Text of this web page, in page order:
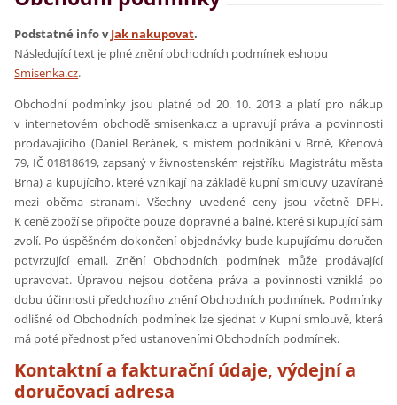
Podstatné info vJak nakupovat.
Následující text je plné znění obchodních podmínek eshopu
Smisenka.cz.
Obchodní podmínky jsou platné od 20. 10. 2013 a platí pro nákup
v internetovém obchodě smisenka.cz a upravují práva a povinnosti
prodávajícího (Daniel Beránek, s místem podnikání v Brně, Křenová
79, IČ 01818619, zapsaný v živnostenském rejstříku Magistrátu města
Brna) a kupujícího, které vznikají na základě kupní smlouvy uzavírané
mezi oběma stranami. Všechny uvedené ceny jsou včetně DPH.
K ceně zboží se připočte pouze dopravné a balné, které si kupující sám
zvolí. Po úspěšném dokončení objednávky bude kupujícímu doručen
potvrzující email. Znění Obchodních podmínek může prodávající
upravovat. Úpravou nejsou dotčena práva a povinnosti vzniklá po
dobu účinnosti předchozího znění Obchodních podmínek. Podmínky
odlišné od Obchodních podmínek lze sjednat v Kupní smlouvě, která
má poté přednost před ustanoveními Obchodních podmínek.
Kontaktní a fakturační údaje, výdejní a
doručovací adresa